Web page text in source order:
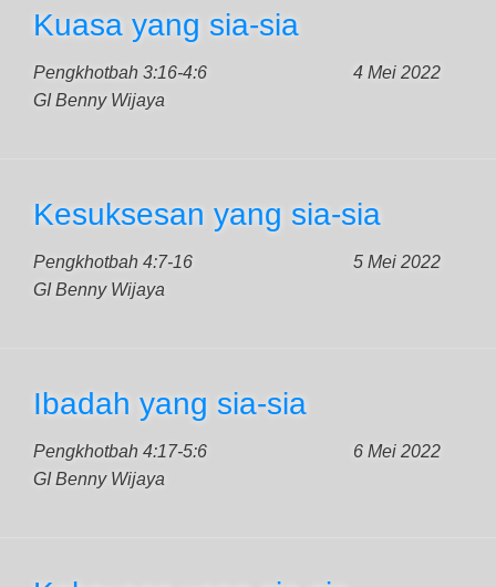
Kuasa yang sia-sia
Pengkhotbah 3:16-4:6
4 Mei 2022
GI Benny Wijaya
Kesuksesan yang sia-sia
Pengkhotbah 4:7-16
5 Mei 2022
GI Benny Wijaya
Ibadah yang sia-sia
Pengkhotbah 4:17-5:6
6 Mei 2022
GI Benny Wijaya